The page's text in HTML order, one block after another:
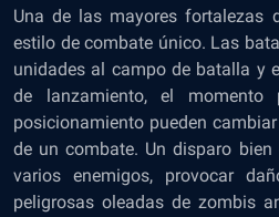
Una de las mayores fortalezas
estilo de combate único. Las
unidades al campo de batalla y
de lanzamiento, el
posicionamiento pueden
de un combate. Un disparo
varios enemigos, provocar
peligrosas oleadas de zombis